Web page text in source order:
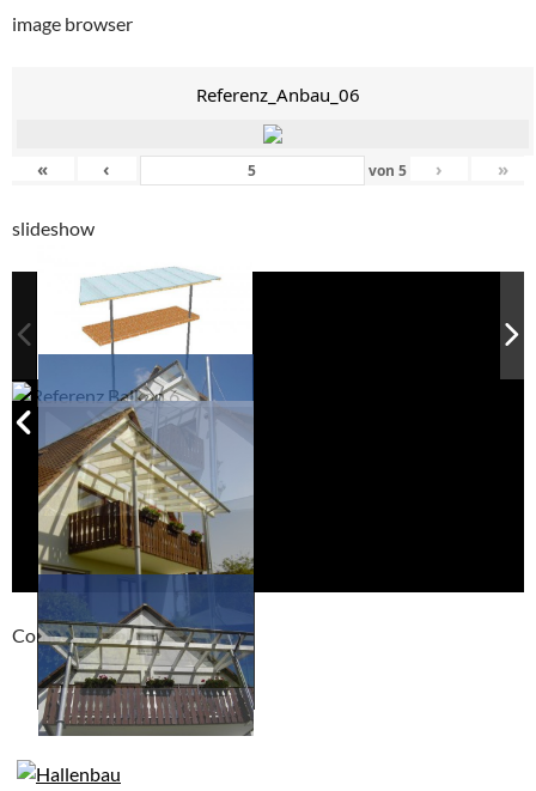
image browser
Referenz_Anbau_06
« ‹ von 5 › »
slideshow
Compackt album